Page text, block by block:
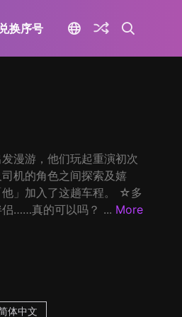
兑换序号
漫游，他们玩起重演初次
机的角色之间探索及嬉
」加入了这趟车程。 ☆多
侣……真的可以吗？ ... More
体中文